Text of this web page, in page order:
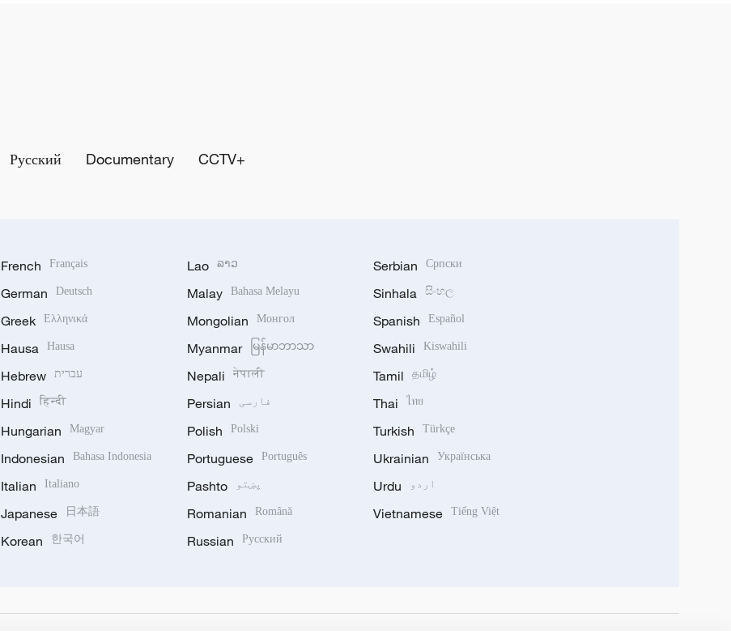
Русский Documentary CCTV+
French Français
German Deutsch
Greek Ελληνικά
Hausa Hausa
Hebrew עברית
Hindi हिन्दी
Hungarian Magyar
Indonesian Bahasa Indonesia
Italian Italiano
Japanese 日本語
Korean 한국어
Lao ລາວ
Malay Bahasa Melayu
Mongolian Монгол
Myanmar မြန်မာဘာသာ
Nepali नेपाली
Persian فارسی
Polish Polski
Portuguese Português
Pashto پښتو
Romanian Română
Russian Русский
Serbian Српски
Sinhala සිංහල
Spanish Español
Swahili Kiswahili
Tamil தமிழ்
Thai ไทย
Turkish Türkçe
Ukrainian Українська
Urdu اردو
Vietnamese Tiếng Việt